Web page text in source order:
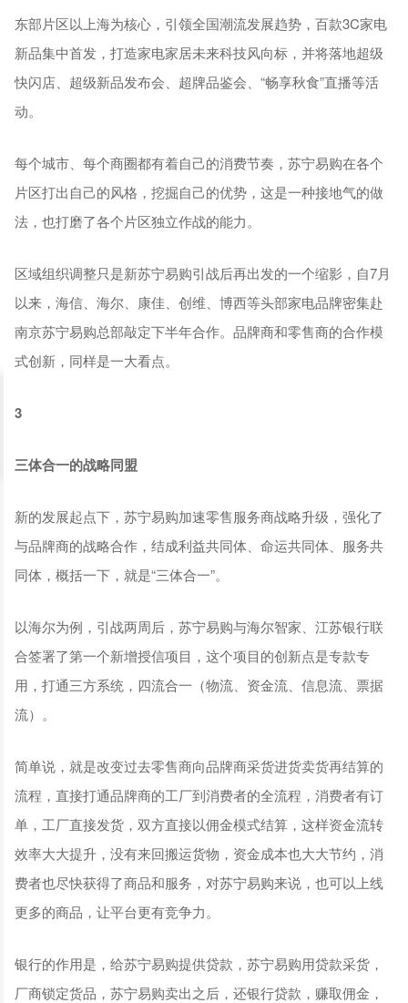
东部片区以上海为核心，引领全国潮流发展趋势，百款3C家电
新品集中首发，打造家电家居未来科技风向标，并将落地超级
快闪店、超级新品发布会、超牌品鉴会、“畅享秋食”直播等活
动。
每个城市、每个商圈都有着自己的消费节奏，苏宁易购在各个
片区打出自己的风格，挖掘自己的优势，这是一种接地气的做
法，也打磨了各个片区独立作战的能力。
区域组织调整只是新苏宁易购引战后再出发的一个缩影，自7月
以来，海信、海尔、康佳、创维、博西等头部家电品牌密集赴
南京苏宁易购总部敲定下半年合作。品牌商和零售商的合作模
式创新，同样是一大看点。
3
三体合一的战略同盟
新的发展起点下，苏宁易购加速零售服务商战略升级，强化了
与品牌商的战略合作，结成利益共同体、命运共同体、服务共
同体，概括一下，就是“三体合一”。
以海尔为例，引战两周后，苏宁易购与海尔智家、江苏银行联
合签署了第一个新增授信项目，这个项目的创新点是专款专
用，打通三方系统，四流合一（物流、资金流、信息流、票据
流）。
简单说，就是改变过去零售商向品牌商采货进货卖货再结算的
流程，直接打通品牌商的工厂到消费者的全流程，消费者有订
单，工厂直接发货，双方直接以佣金模式结算，这样资金流转
效率大大提升，没有来回搬运货物，资金成本也大大节约，消
费者也尽快获得了商品和服务，对苏宁易购来说，也可以上线
更多的商品，让平台更有竞争力。
银行的作用是，给苏宁易购提供贷款，苏宁易购用贷款采货，
厂商锁定货品，苏宁易购卖出之后，还银行贷款，赚取佣金，